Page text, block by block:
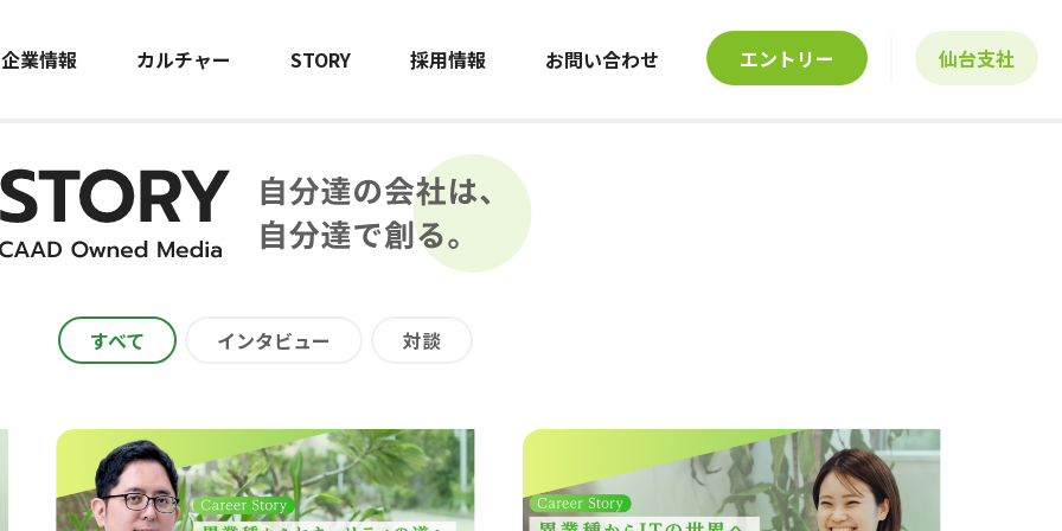
企業情報 カルチャー STORY 採用情報 お問い合わせ エントリー 仙台支社
すべて インタビュー 対談